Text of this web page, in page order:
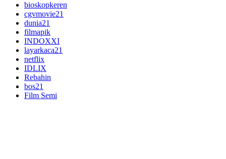
bioskopkeren
cgvmovie21
dunia21
filmapik
INDOXXI
layarkaca21
netflix
IDLIX
Rebahin
bos21
Film Semi